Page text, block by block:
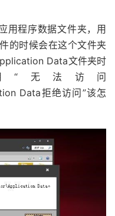
用程序数据文件夹，用
的时候会在这个文件夹
Data文件夹时
“无法访问
Data拒绝访问”该怎